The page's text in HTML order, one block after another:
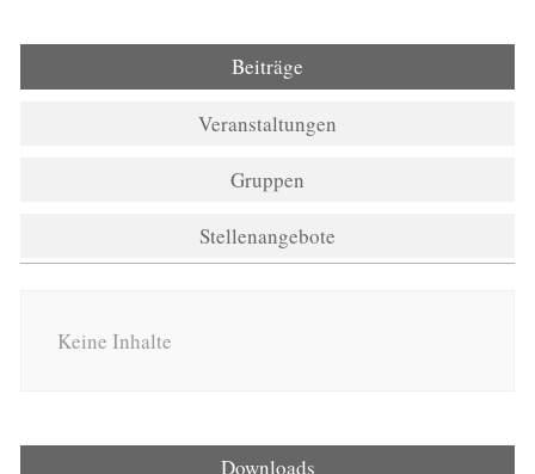
Beiträge
Veranstaltungen
Gruppen
Stellenangebote
Keine Inhalte
Downloads